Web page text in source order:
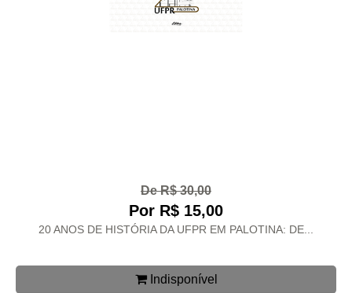
De R$ 30,00
Por R$ 15,00
20 ANOS DE HISTÓRIA DA UFPR EM PALOTINA: DE...
Indisponível